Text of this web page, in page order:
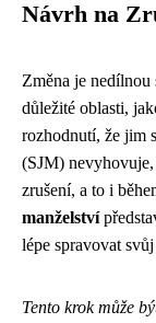
Návrh na
Změna je nedílnou
důležité oblasti,
rozhodnutí, že jim
(SJM)
zrušení, a to i
manželství
lépe spravovat
Tento krok může